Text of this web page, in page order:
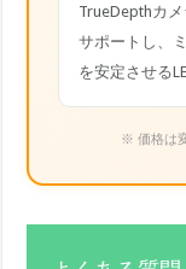
TrueDepthカ
サポートし、
を安定させる
※ 価格は